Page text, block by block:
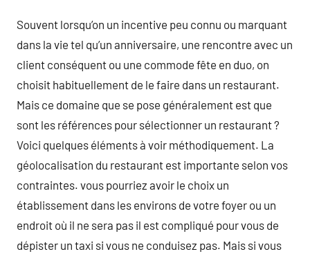
Souvent lorsqu’on un incentive peu connu ou marquant
dans la vie tel qu’un anniversaire, une rencontre avec un
client conséquent ou une commode fête en duo, on
choisit habituellement de le faire dans un restaurant.
Mais ce domaine que se pose généralement est que
sont les références pour sélectionner un restaurant ?
Voici quelques éléments à voir méthodiquement. La
géolocalisation du restaurant est importante selon vos
contraintes. vous pourriez avoir le choix un
établissement dans les environs de votre foyer ou un
endroit où il ne sera pas il est compliqué pour vous de
dépister un taxi si vous ne conduisez pas. Mais si vous